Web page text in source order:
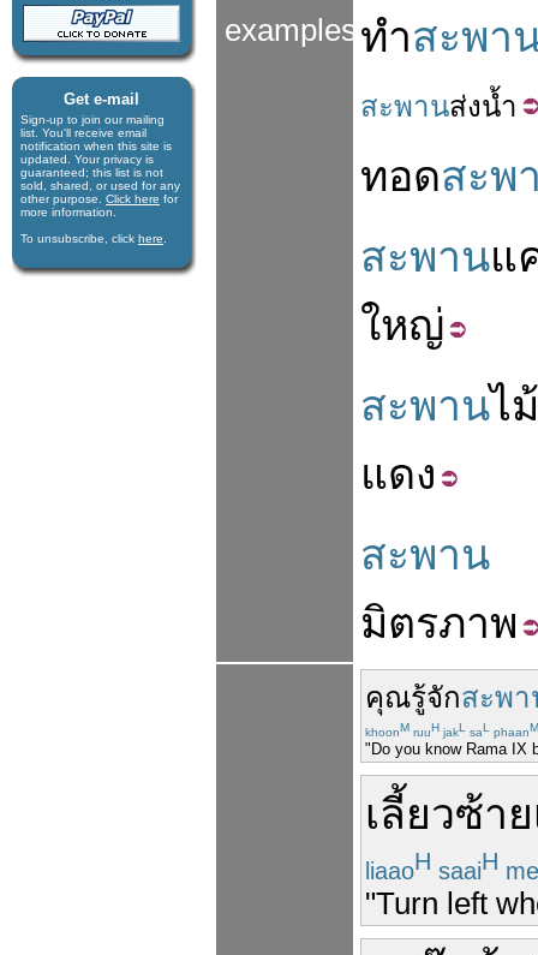
Get e-mail
Sign-up to join our mail­ing
list. You'll receive e­mail
notification when this site is
updated. Your privacy is
guaran­teed; this list is not
sold, shared, or used for any
other purpose. Click here for
more infor­mation.
To unsubscribe, click here
examples ทำสะพา
สะพานส่งน้ำ
ทอดสะพ
สะพานแ
ใหญ่
สะพานไม้
แดง
สะพาน
มิตรภาพ
คุณรู้จักสะพ
khoonM ruuH jakL saL phaanM
"Do you know Rama IX
เลี้ยวซ้าย
liaaoH saaiH
"Turn left